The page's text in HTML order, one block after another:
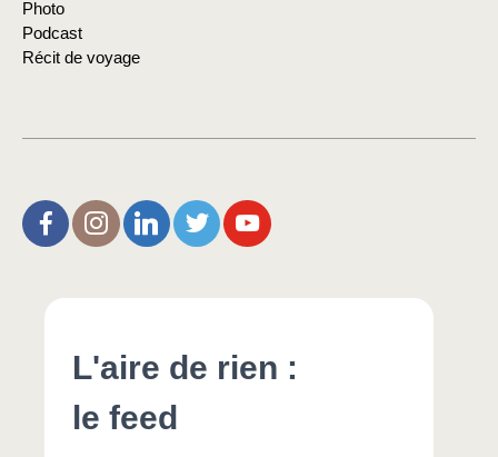
Photo
Podcast
Récit de voyage
L’Aire de Rien (facebook)
Christophe Noisette (instagram)
Christophe Noisette (Linkedin)
Christophe Noisette (X | Twitter)
L’Aire de Rien (You Tube)